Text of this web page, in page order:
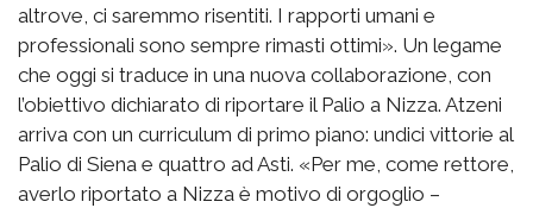
altrove, ci saremmo risentiti. I rapporti umani e
professionali sono sempre rimasti ottimi». Un legame
che oggi si traduce in una nuova collaborazione, con
l’obiettivo dichiarato di riportare il Palio a Nizza. Atzeni
arriva con un curriculum di primo piano: undici vittorie al
Palio di Siena e quattro ad Asti. «Per me, come rettore,
averlo riportato a Nizza è motivo di orgoglio –